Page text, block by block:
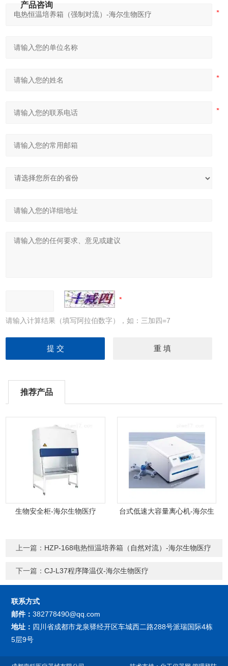
产品咨询
请输入计算结果（填写阿拉伯数字），如：三加四=7
推荐产品
生物安全柜-海尔生物医疗
台式低速大容量离心机-海尔生
上一篇： HZP-168电热恒温培养箱（自然对流）-海尔生物医疗
下一篇：CJ-L37程序降温仪-海尔生物医疗
联系方式
邮件：382778490@qq.com
地址： 四川省成都市龙泉驿经开区车城西二路288号派瑞国际4栋
5层9号